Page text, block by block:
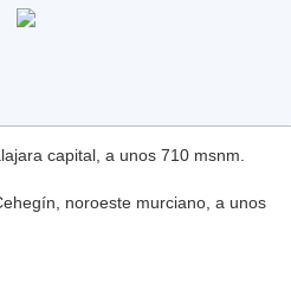
capital, a unos 710 msnm.
noroeste murciano, a unos